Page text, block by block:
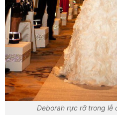
Deborah rực rỡ trong lễ